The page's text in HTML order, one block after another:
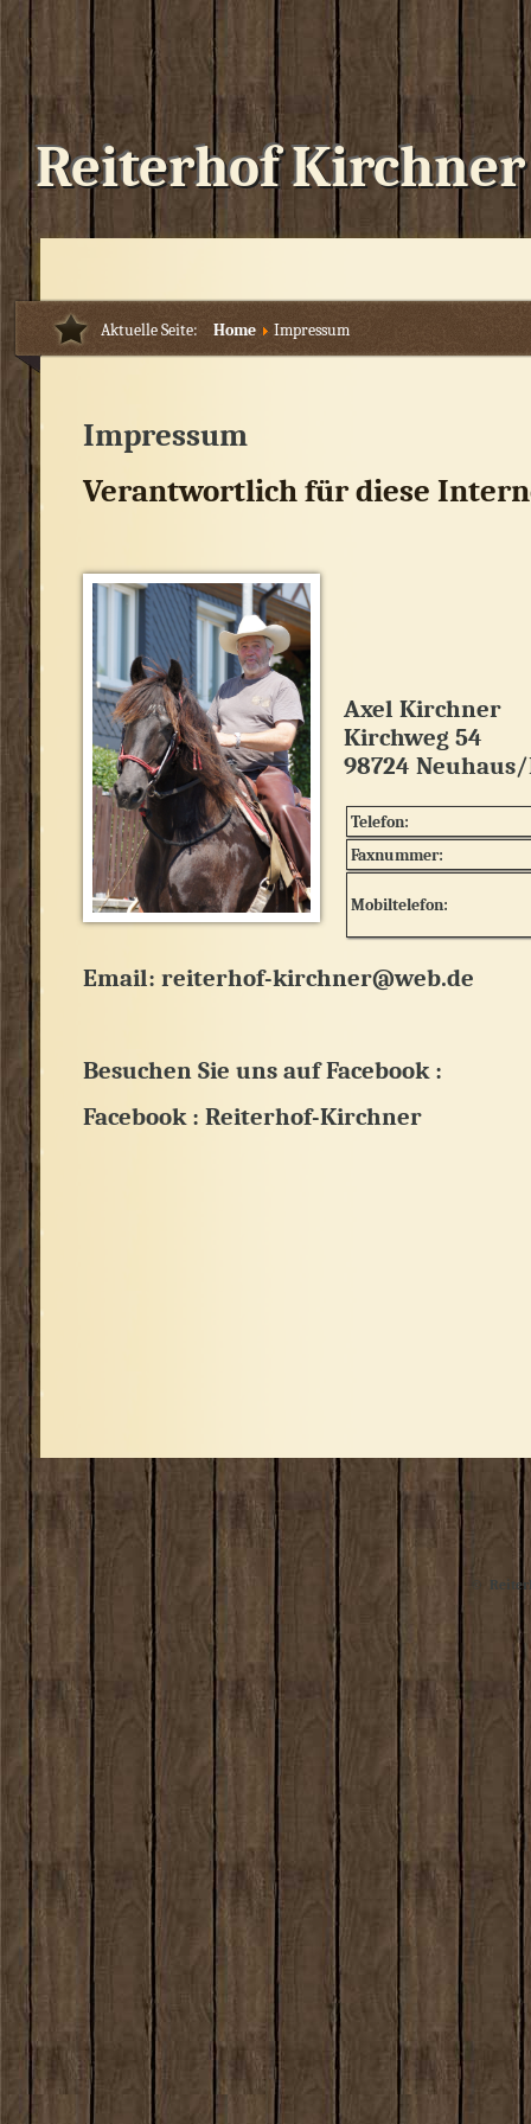
Reiterhof Kirchner
Aktuelle Seite: Home Impressum
Impressum
Verantwortlich für diese
Axel Kirchner
Kirchweg 54
98724
Telefon:
Faxnummer:
Mobiltelefon:
Email: reiterhof-kirchner@web.de
Besuchen Sie uns auf Facebook :
Facebook : Reiterhof-Kirchner
©